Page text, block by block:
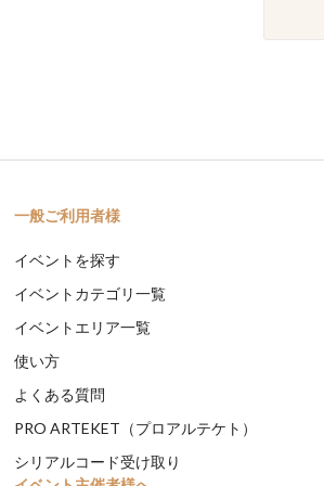
一般ご利用者様
イベントを探す
イベントカテゴリ一覧
イベントエリア一覧
使い方
よくある質問
PRO ARTEKET（プロアルテケト）
シリアルコード受け取り